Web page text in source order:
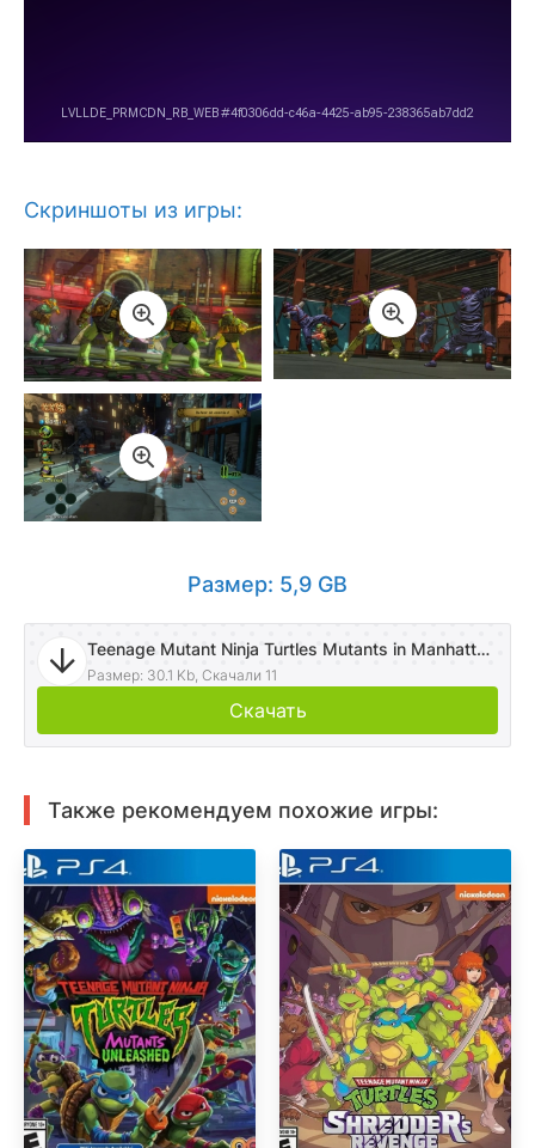
Скриншоты из игры:
Размер: 5,9 GB
Teenage Mutant Ninja Turtles Mutants in Manhattan.torrent
Размер: 30.1 Kb, Скачали 11
Скачать
Также рекомендуем похожие игры: